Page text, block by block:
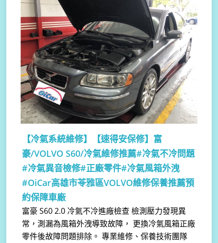
【冷氣系統維修】
【速得安保修】富
豪/VOLVO S60/冷氣維修推薦#冷氣不冷問題
#冷氣異音檢修#正廠零件#冷氣風箱外洩
#OiCar高雄市苓雅區VOLVO維修保養推薦預
約保障車廠
富豪 S60 2.0 冷氣不冷進廠檢查 檢測壓力發現異
常，測漏為風箱外洩導致故障， 更換冷氣風箱正廠
零件後故障問題排除。 專業維修、保養技術團隊